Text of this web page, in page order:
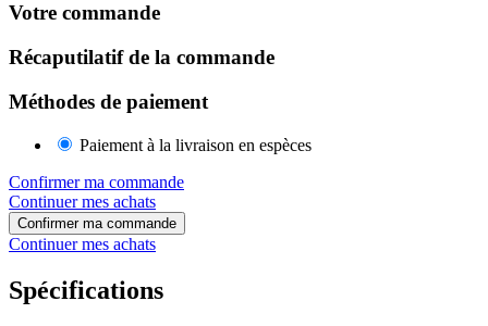
Votre commande
Récaputilatif de la commande
Méthodes de paiement
Paiement à la livraison en espèces
Confirmer ma commande
Continuer mes achats
Confirmer ma commande
Continuer mes achats
Spécifications